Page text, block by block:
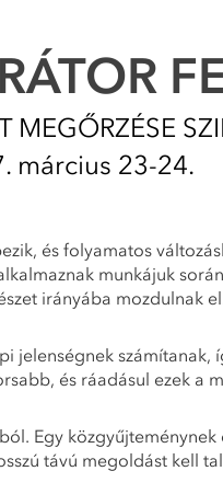
MEGŐRZÉSE
március 23-24.
és folyamatos
munkájuk
irányába mozdulnak
és ráadásul ezek a
Egy
távú megoldást kell